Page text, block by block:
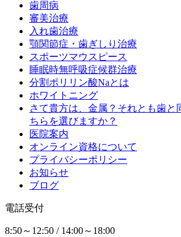
歯周病
審美治療
入れ歯治療
顎関節症・歯ぎしり治療
スポーツマウスピース
睡眠時無呼吸症候群治療
分割ポリリン酸Naとは
ホワイトニング
さて貴方は、金属？それとも歯と
ちらを選びますか？
医院案内
オンライン資格について
プライバシーポリシー
お知らせ
ブログ
電話受付
8:50～12:50 / 14:00～18:00